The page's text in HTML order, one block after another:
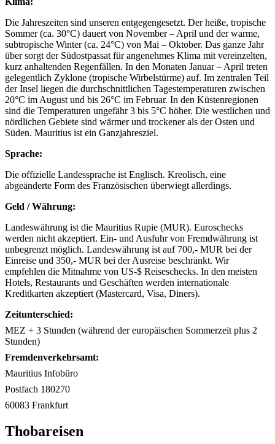
Die Jahreszeiten sind unseren entgegengesetzt. Der heiße, tropische
Sommer (ca. 30°C) dauert von November – April und der warme,
subtropische Winter (ca. 24°C) von Mai – Oktober. Das ganze Jahr
über sorgt der Südostpassat für angenehmes Klima mit vereinzelten,
kurz anhaltenden Regenfällen. In den Monaten Januar – April treten
gelegentlich Zyklone (tropische Wirbelstürme) auf. Im zentralen Teil
der Insel liegen die durchschnittlichen Tagestemperaturen zwischen
20°C im August und bis 26°C im Februar. In den Küstenregionen
sind die Temperaturen ungefähr 3 bis 5°C höher. Die westlichen und
nördlichen Gebiete sind wärmer und trockener als der Osten und
Süden. Mauritius ist ein Ganzjahresziel.
Sprache:
Die offizielle Landessprache ist Englisch. Kreolisch, eine
abgeänderte Form des Französischen überwiegt allerdings.
Geld / Währung:
Landeswährung ist die Mauritius Rupie (MUR). Euroschecks
werden nicht akzeptiert. Ein- und Ausfuhr von Fremdwährung ist
unbegrenzt möglich. Landeswährung ist auf 700,- MUR bei der
Einreise und 350,- MUR bei der Ausreise beschränkt. Wir
empfehlen die Mitnahme von US-$ Reiseschecks. In den meisten
Hotels, Restaurants und Geschäften werden internationale
Kreditkarten akzeptiert (Mastercard, Visa, Diners).
Zeitunterschied:
MEZ + 3 Stunden (während der europäischen Sommerzeit plus 2
Stunden)
Fremdenverkehrsamt:
Mauritius Infobüro
Postfach 180270
60083 Frankfurt
Thobareisen